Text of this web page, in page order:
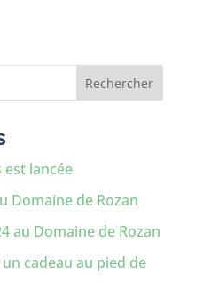
Rechercher
est lancée
Domaine de Rozan
au Domaine de Rozan
cadeau au pied de